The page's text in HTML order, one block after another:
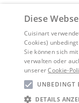
Diese
Cuisinart
Cookies)
Sie können sich
verwalten oder
unsererCookie-
UNBEDINGT
DETAILS